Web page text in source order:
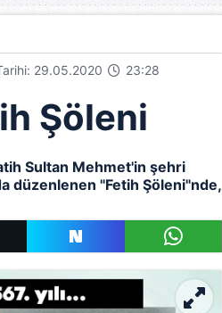
29.05.2020 23:28
Şöleni
Sultan Mehmet'in şehri
düzenlenen "Fetih Şöleni"nde,